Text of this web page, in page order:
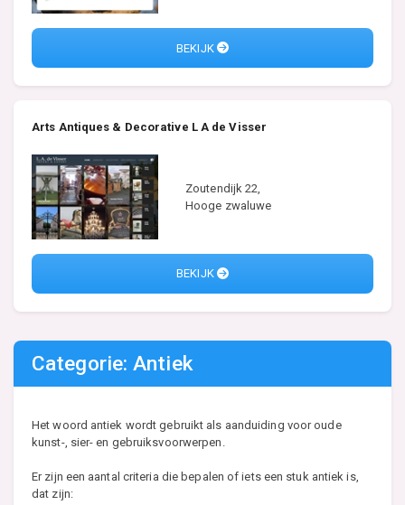
BEKIJK
Arts Antiques & Decorative L A de Visser
Zoutendijk 22,
Hooge zwaluwe
BEKIJK
Categorie: Antiek
Het woord antiek wordt gebruikt als aanduiding voor oude
kunst-, sier- en gebruiksvoorwerpen.
Er zijn een aantal criteria die bepalen of iets een stuk antiek is,
dat zijn: